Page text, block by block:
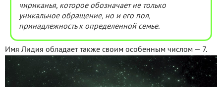
чириканья, которое обозначает не только
уникальное обращение, но и его пол,
принадлежность к определенной семье.
Имя Лидия обладает также своим особенным числом — 7.